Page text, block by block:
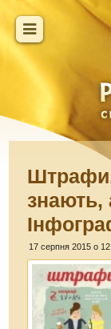
Штрафи,
знають,
17 серпня 2015 о